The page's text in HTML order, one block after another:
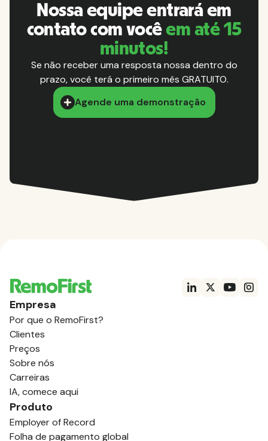
Nossa equipe entrará em
contato com vocêem até 15
minutos!
Se não receber uma resposta nossa dentro do
prazo, você terá o primeiro mês GRATUITO.
Agende uma demonstração
Empresa
Por que o RemoFirst?
Clientes
Preços
Sobre nós
Carreiras
IA, comece aqui
Produto
Employer of Record
Folha de pagamento global